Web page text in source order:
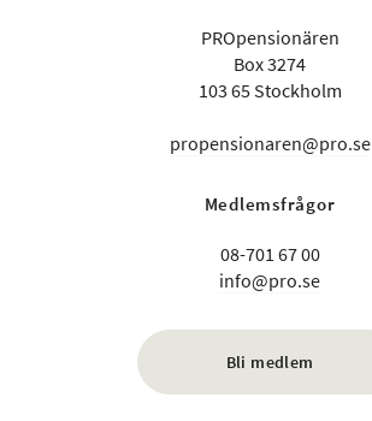
PROpensionären
Box 3274
103 65 Stockholm
propensionaren@pro.se
Medlemsfrågor
08-701 67 00
info@pro.se
Bli medlem